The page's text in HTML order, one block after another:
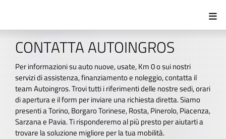
CONTATTA AUTOINGROS
Per informazioni su auto nuove, usate, Km 0 o sui nostri
servizi di assistenza, finanziamento e noleggio, contatta il
team Autoingros. Trovi tutti i riferimenti delle nostre sedi, orari
di apertura e il form per inviare una richiesta diretta. Siamo
presenti a Torino, Borgaro Torinese, Rosta, Pinerolo, Piacenza,
Sarzana e Pavia. Ti risponderemo al più presto per aiutarti a
trovare la soluzione migliore per la tua mobilità.